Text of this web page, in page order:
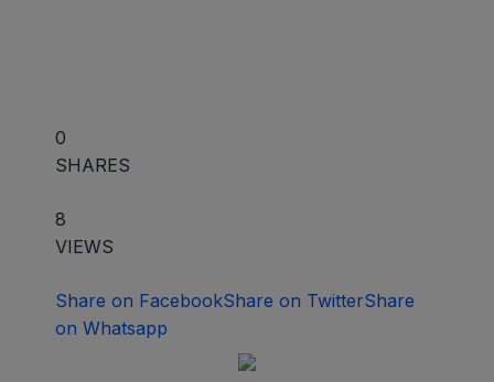
0
SHARES
8
VIEWS
Share on FacebookShare on TwitterShare
on Whatsapp